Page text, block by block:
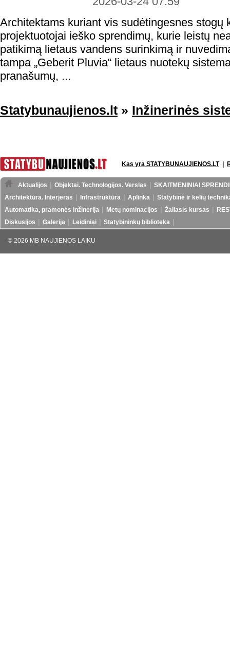
Architektams kuriant vis sudėtingesnes stogų
projektuotojai ieško sprendimų, kurie leistų
patikimą lietaus vandens surinkimą ir
tampa „Geberit Pluvia“ lietaus nuotekų
pranašumų, ...
Statybunaujienos.lt » Inžinerinės
Kas yra STATYBUNAUJIENOS.LT|
Aktualijos Objektai. Technologijos. Verslas
SKAITMENINIAI
Architektūra. Interjeras
Infrastruktūra Aplinka
Statybinė ir kelių
Automatika, pramonės inžinerija
Metų nominacijos Žaliasis kursas
Diskusijos
Galerija Leidiniai Statybininkų biblioteka
© 2026 MB NAUJIENOS LAIKU